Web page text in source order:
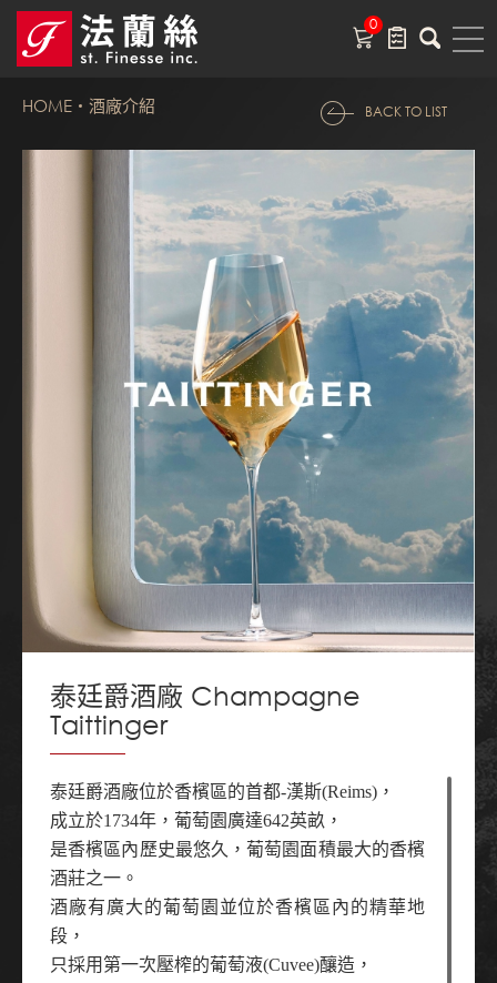
0
HOME 酒廠介紹 BACK TO LIST
泰廷爵酒廠 Champagne
Taittinger
泰廷爵酒廠位於香檳區的首都-漢斯(Reims)，
成立於1734年，葡萄園廣達642英畝，
是香檳區內歷史最悠久，葡萄園面積最大的香檳
酒莊之一。
酒廠有廣大的葡萄園並位於香檳區內的精華地
段，
只採用第一次壓榨的葡萄液(Cuvee)釀造，